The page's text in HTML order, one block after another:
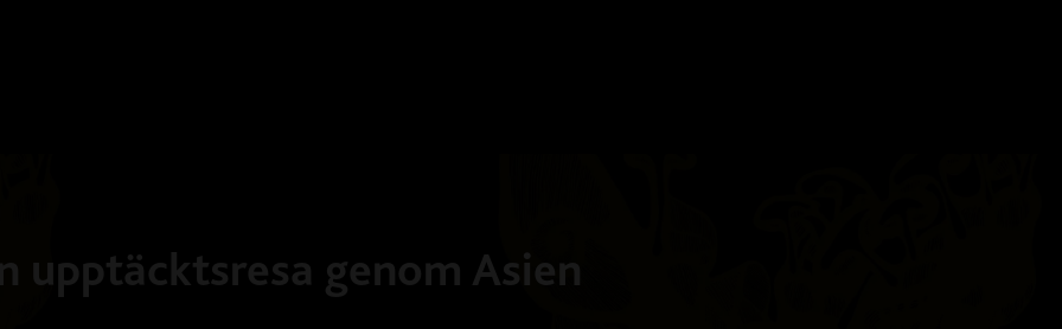
upptäcktsresa genom Asien